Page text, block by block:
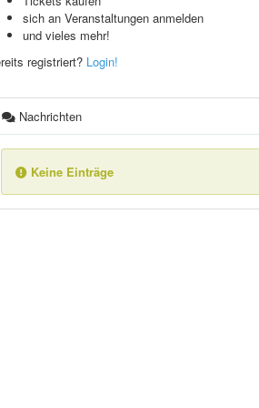
sich an Veranstaltungen anmelden
und vieles mehr!
registriert? Login!
Nachrichten
Keine Einträge